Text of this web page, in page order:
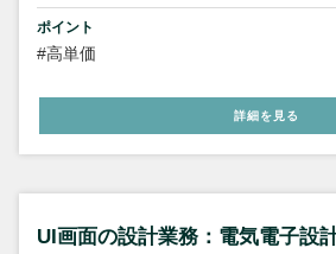
ポイント
#高単価
詳細を見る
UI画面の設計業務：電気電子設